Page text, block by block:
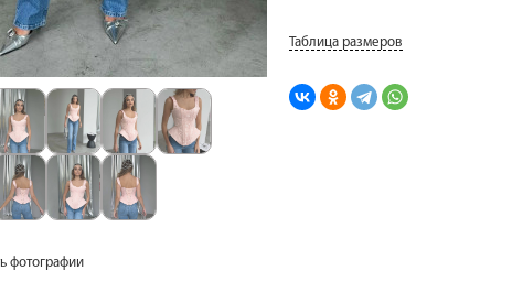
фотографии
Таблица размеров